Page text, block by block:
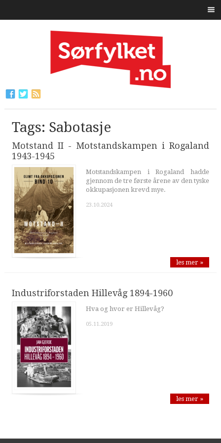
Tags: Sabotasje
Motstand II - Motstandskampen i Rogaland
1943-1945
Motstandskampen i Rogaland hadde
gjennom de tre første årene av den tyske
okkupasjonen krevd mye.
23.10.2024
les mer »
Industriforstaden Hillevåg 1894-1960
Hva og hvor er Hillevåg?
05.11.2019
les mer »